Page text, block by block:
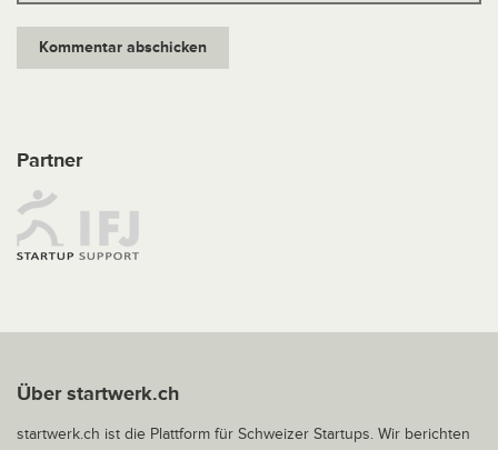
Partner
Über startwerk.ch
startwerk.ch ist die Plattform für Schweizer Startups. Wir berichten